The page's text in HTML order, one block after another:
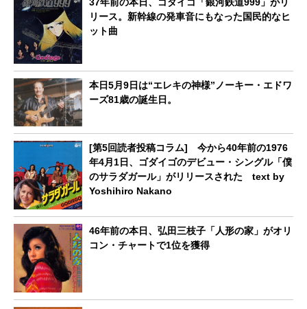
リース。新幹線の発車音にもなった国民的なヒ
ット曲
本日5月9日は“エレキの神様”ノーキー・エドワ
ーズ81歳の誕生日。
[第5回読者投稿コラム] 今から40年前の1976
年4月1日、ゴダイゴのデビュー・シングル「僕
のサラダガール」がリリースされた text by
Yoshihiro Nakano
46年前の本日、弘田三枝子「人形の家」がオリ
コン・チャートで1位を獲得